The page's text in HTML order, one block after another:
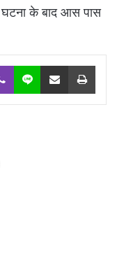
के बाद आस पास
Viber Line Share via Email Print